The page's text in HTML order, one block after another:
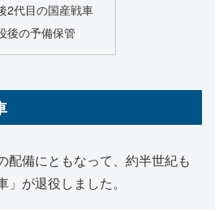
2代目の国産戦車
後の予備保管
配備にともなって、約半世紀も
が退役しました。